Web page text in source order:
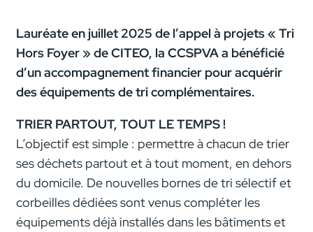
Lauréate en juillet 2025 de l’appel à projets « Tri
Hors Foyer » deCITEO, la CCSPVA a bénéficié
d’un accompagnement financier pour acquérir
des équipements de tri complémentaires.
TRIER PARTOUT, TOUT LE TEMPS !
L’objectif est simple : permettre à chacun de trier
ses déchets partout et à tout moment, en dehors
du domicile. De nouvelles bornes de tri sélectif et
corbeilles dédiées sont venus compléter les
équipements déjà installés dans les bâtiments et